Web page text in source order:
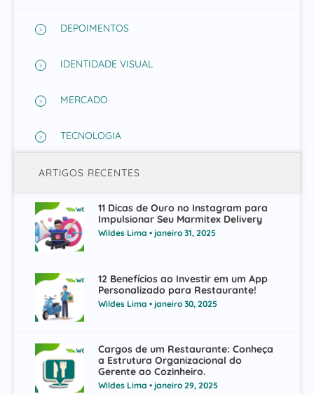
DEPOIMENTOS
IDENTIDADE VISUAL
MERCADO
TECNOLOGIA
ARTIGOS RECENTES
11 Dicas de Ouro no Instagram para
Impulsionar Seu Marmitex Delivery
Wildes Lima janeiro 31, 2025
12 Benefícios ao Investir em um App
Personalizado para Restaurante!
Wildes Lima janeiro 30, 2025
Cargos de um Restaurante: Conheça
a Estrutura Organizacional do
Gerente ao Cozinheiro.
Wildes Lima janeiro 29, 2025